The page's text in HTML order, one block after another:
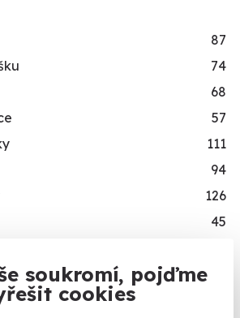
soukromí, pojďme
cookies
87
74
68
57
111
94
126
45
realitě